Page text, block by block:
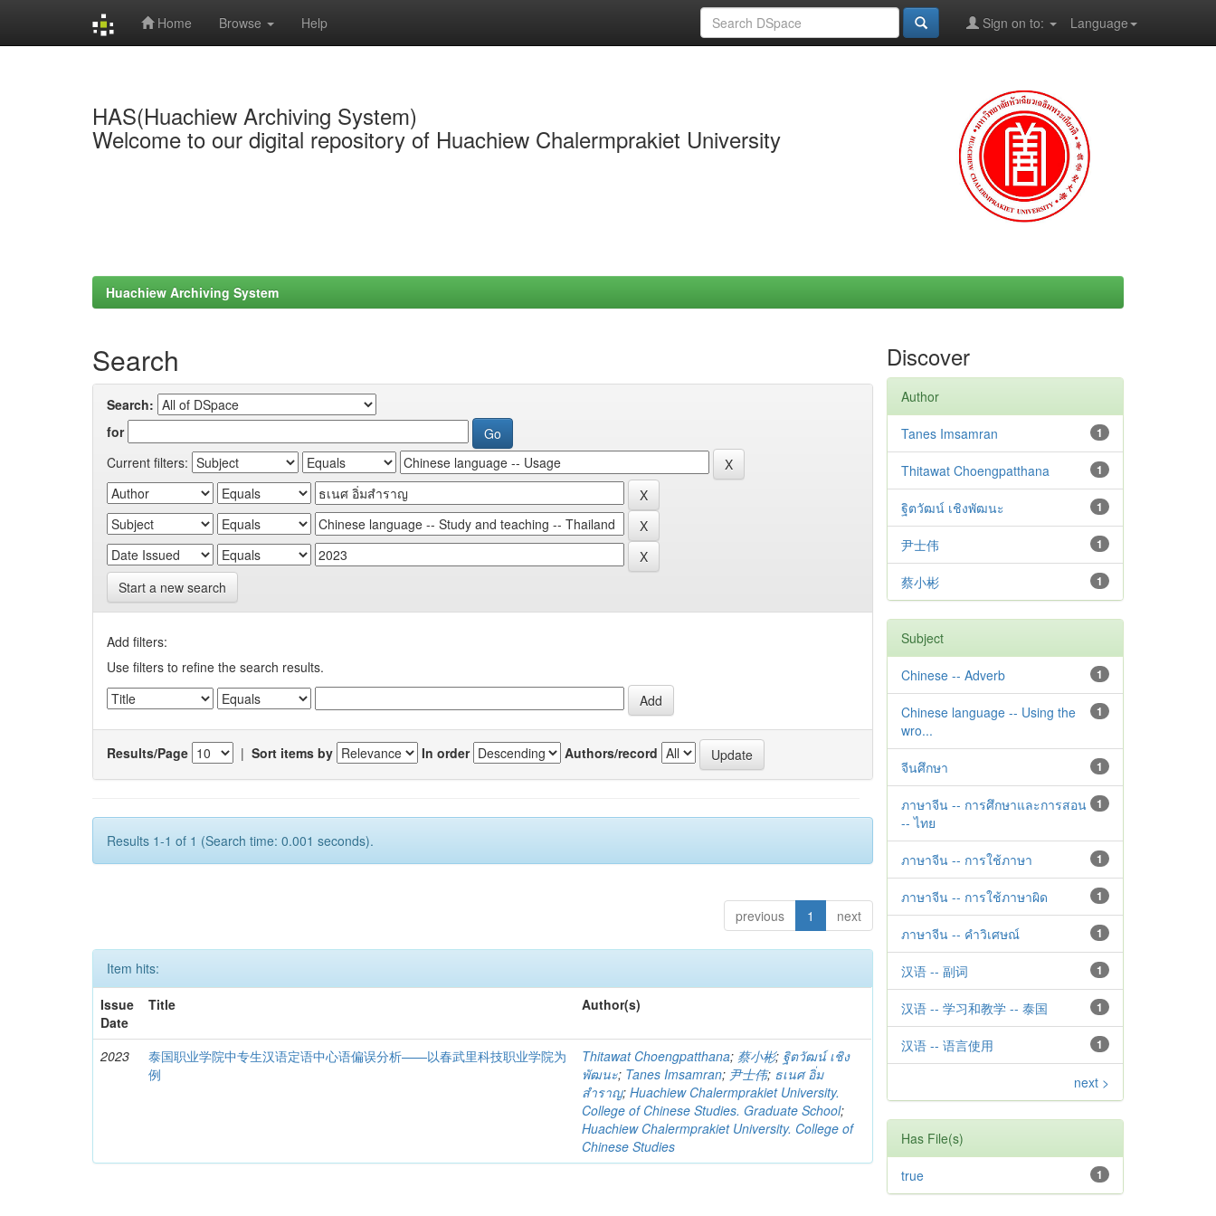
Home Browse Help Language
Sign on to:
HAS(Huachiew Archiving System)
Welcome to our digital repository of Huachiew Chalermprakiet University
Huachiew Archiving System
Search
Search:
for
Current filters:
Start a new search
Add filters:
Use filters to refine the search results.
Results/Page | Sort items by In order Authors/record
Results 1-1 of 1 (Search time: 0.001 seconds).
previous 1 next
Item hits:
Issue
Date
Title Author(s)
2023
泰国职业学院中专生汉语定语中心语偏误分析——以春武里科技职业学院为
例
Thitawat Choengpatthana; 蔡小彬; ฐิตวัฒน์ เชิง
พัฒนะ; Tanes Imsamran; 尹士伟; ธเนศ อิ่ม
สำราญ;Huachiew Chalermprakiet University.
College of Chinese Studies. Graduate School;
Huachiew Chalermprakiet University. College of
Chinese Studies
Discover
Author
1
Tanes Imsamran
1
Thitawat Choengpatthana
1
ฐิตวัฒน์ เชิงพัฒนะ
1
尹士伟
1
蔡小彬
Subject
1
Chinese -- Adverb
1
Chinese language -- Using the
wro...
1
จีนศึกษา
1
ภาษาจีน -- การศึกษาและการสอน
-- ไทย
1
ภาษาจีน -- การใช้ภาษา
1
ภาษาจีน -- การใช้ภาษาผิด
1
ภาษาจีน -- คำวิเศษณ์
1
汉语 -- 副词
1
汉语 -- 学习和教学 -- 泰国
1
汉语 -- 语言使用
next >
Has File(s)
1
true